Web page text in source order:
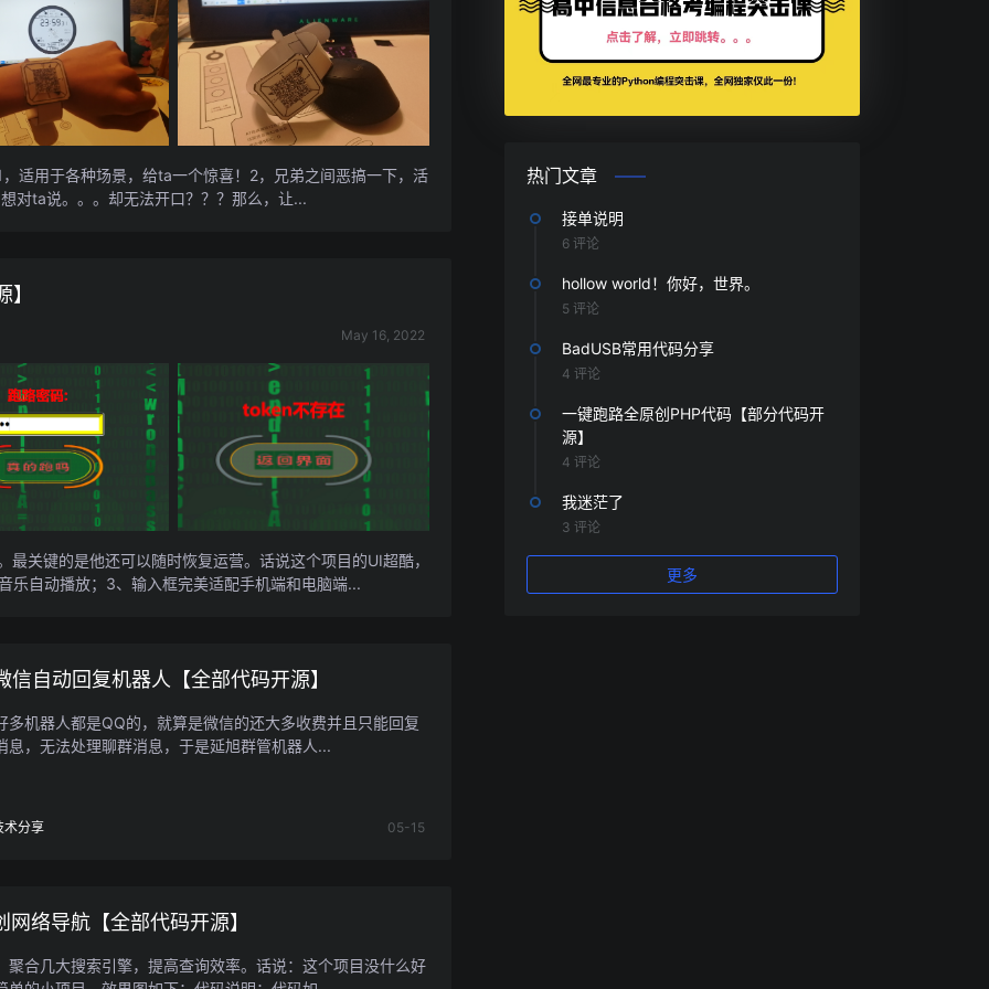
适用于各种场景，给ta一个惊喜！2，兄弟之间恶搞一下，活
对ta说。。。却无法开口？？？那么，让...
May 16, 2022
关键的是他还可以随时恢复运营。话说这个项目的UI超酷，
乐自动播放；3、输入框完美适配手机端和电脑端...
信自动回复机器人【全部代码开源】
多机器人都是QQ的，就算是微信的还大多收费并且只能回复
息，无法处理聊群消息，于是延旭群管机器人...
术分享 05-15
网络导航【全部代码开源】
聚合几大搜索引擎，提高查询效率。话说：这个项目没什么好
热门文章
接单说明
6 评论
hollow world！你好，世界。
5 评论
BadUSB常用代码分享
4 评论
一键跑路全原创PHP代码【部分代码开
源】
4 评论
我迷茫了
3 评论
更多